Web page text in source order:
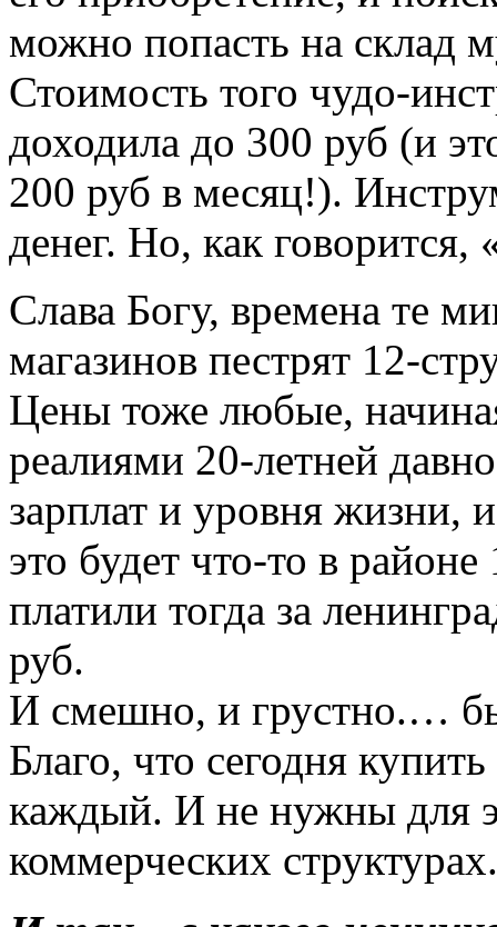
можно попасть на склад
Стоимость того чудо-
доходила до 300 руб (и
200 руб в месяц!).
денег. Но, как
Слава Богу, времена те
магазинов пестрят 12-
Цены тоже любые,
реалиями 20-летней
зарплат и уровня жизни,
это будет что-то в
платили тогда за
руб.
И смешно, и грустно.…
Благо, что сегодня купить
каждый. И не нужны для
коммерческих структурах.